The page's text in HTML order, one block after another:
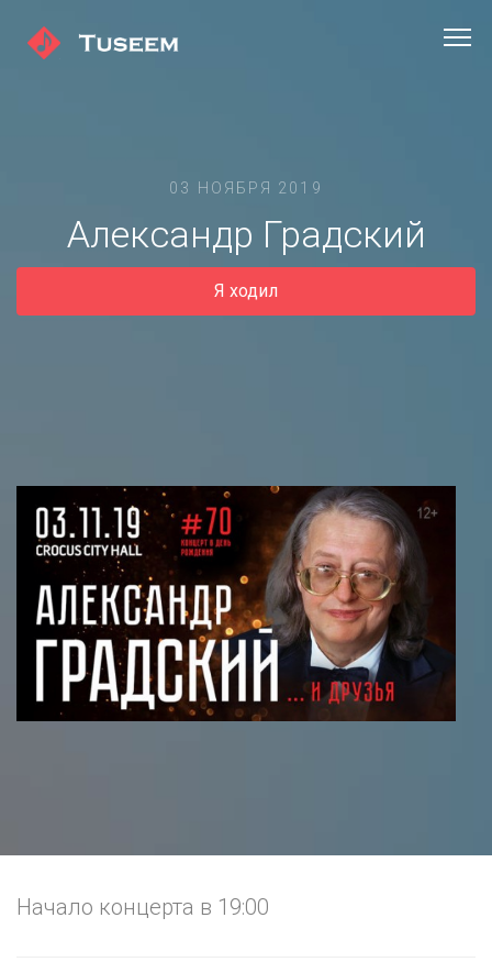
03 НОЯБРЯ 2019
Александр Градский
Я ходил
Начало концерта в 19:00